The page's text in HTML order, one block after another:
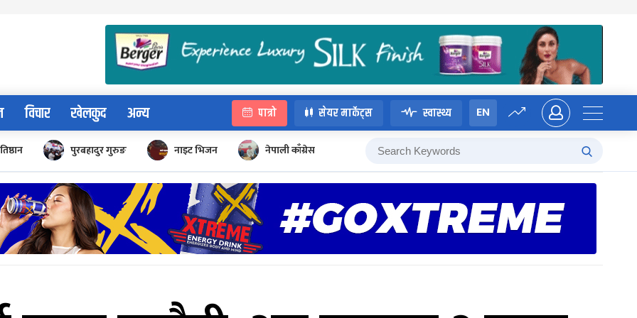
विचार खेलकुद अन्य पात्रो सेयर मार्केट्स स्वास्थ्य EN
पुरबहादुर गुरुङ नाइट भिजन नेपाली काँग्रेस